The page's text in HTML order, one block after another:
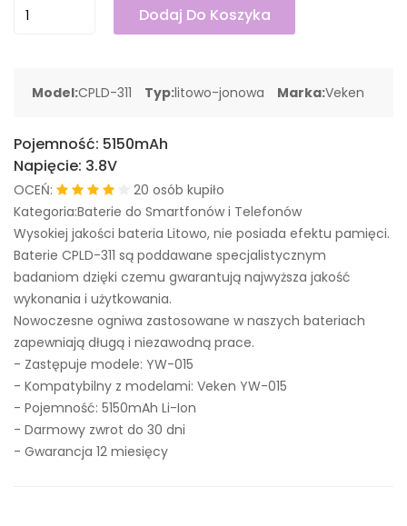
Dodaj Do Koszyka
Model:CPLD-311 Typ:litowo-jonowa Marka:Veken
Pojemność: 5150mAh
Napięcie: 3.8V
OCEŃ:
20 osób kupiło
Kategoria:Baterie do Smartfonów i Telefonów
Wysokiej jakości bateria Litowo, nie posiada efektu pamięci.
Baterie CPLD-311 są poddawane specjalistycznym
badaniom dzięki czemu gwarantują najwyższa jakość
wykonania i użytkowania.
Nowoczesne ogniwa zastosowane w naszych bateriach
zapewniają długą i niezawodną prace.
- Zastępuje modele: YW-015
- Kompatybilny z modelami: Veken YW-015
- Pojemność: 5150mAh Li-Ion
- Darmowy zwrot do 30 dni
- Gwarancja 12 miesięcy